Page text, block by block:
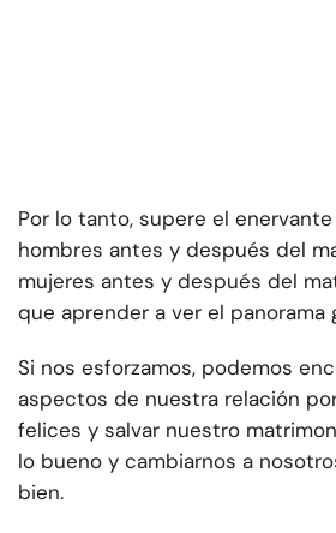
Por lo tanto, supere el
hombres antes y después del
mujeres antes y después del
que aprender a ver el panorama
Si nos esforzamos, podemos
aspectos de nuestra relación
felices y salvar nuestro
lo bueno y cambiarnos a
bien.